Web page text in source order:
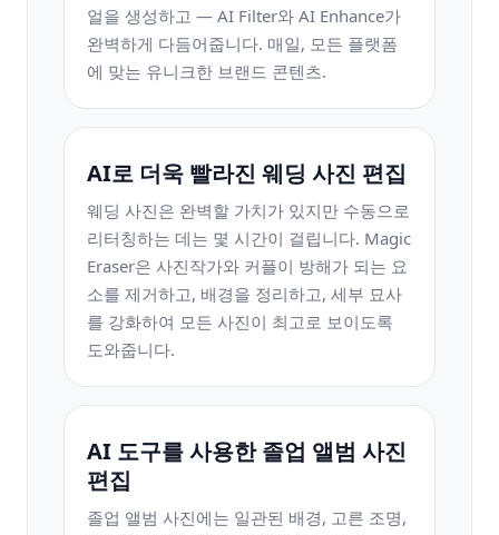
얼을 생성하고 — AI Filter와 AI Enhance가
완벽하게 다듬어줍니다. 매일, 모든 플랫폼
에 맞는 유니크한 브랜드 콘텐츠.
AI로 더욱 빨라진 웨딩 사진 편집
웨딩 사진은 완벽할 가치가 있지만 수동으로
리터칭하는 데는 몇 시간이 걸립니다. Magic
Eraser은 사진작가와 커플이 방해가 되는 요
소를 제거하고, 배경을 정리하고, 세부 묘사
를 강화하여 모든 사진이 최고로 보이도록
도와줍니다.
AI 도구를 사용한 졸업 앨범 사진
편집
졸업 앨범 사진에는 일관된 배경, 고른 조명,